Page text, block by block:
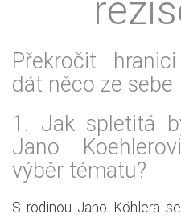
Překročit
dát něco ze sebe
1. Jak spletitá
Jano
výběr tématu?
S rodinou Jano Köhlera